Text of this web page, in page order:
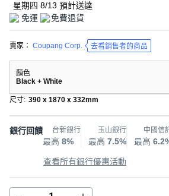
星期四 8/13 預計送達
免運
免費退貨
賣家： Coupang Corp. 去看銷售者的商品
顏色
Black + White
尺寸: 390 x 1870 x 332mm
銀行回饋 台新銀行
最高 8%
玉山銀行
最高 7.5%
中國信
最高
查看所有銀行優惠活動